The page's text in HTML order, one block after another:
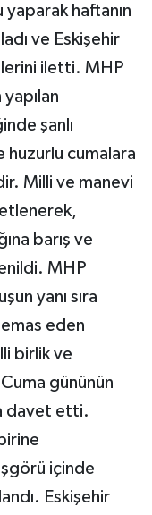
yaparak haftanın
ve Eskişehir
iletti. MHP
yapılan
şanlı
huzurlu cumalara
Milli ve manevi
barış ve
MHP
yanı sıra
eden
birlik ve
gününün
davet etti.
içinde
Eskişehir